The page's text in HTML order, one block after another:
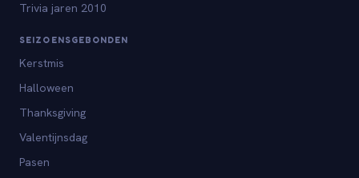
Trivia jaren 2010
SEIZOENSGEBONDEN
Kerstmis
Halloween
Thanksgiving
Valentijnsdag
Pasen